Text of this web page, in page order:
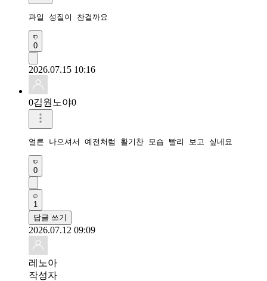
과일 성질이 찬걸까요
0
2026.07.15 10:16
0김원노야0
얼른 나으셔서 예전처럼 활기찬 모습 빨리 보고 싶네요
0
1
답글 쓰기
2026.07.12 09:09
레노아
작성자